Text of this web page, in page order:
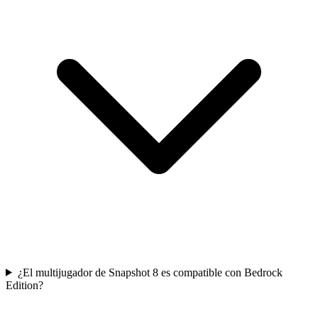
¿El multijugador de Snapshot 8 es compatible con Bedrock
Edition?